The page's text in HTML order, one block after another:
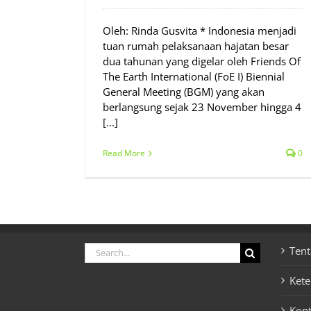
Oleh: Rinda Gusvita * Indonesia menjadi
tuan rumah pelaksanaan hajatan besar
dua tahunan yang digelar oleh Friends Of
The Earth International (FoE I) Biennial
General Meeting (BGM) yang akan
berlangsung sejak 23 November hingga 4
[...]
Read More 0
Search
for: